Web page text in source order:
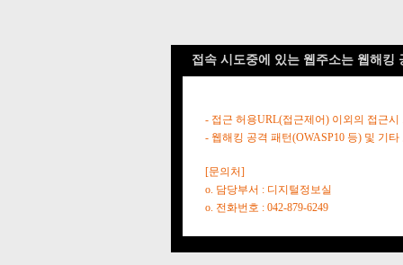
접속 시도중에 있는 웹주소는 웹해킹
- 접근 허용URL(접근제어) 이외의 접근시
- 웹해킹 공격 패턴(OWASP10 등) 및 기
[문의처]
o. 담당부서 : 디지털정보실
o. 전화번호 : 042-879-6249